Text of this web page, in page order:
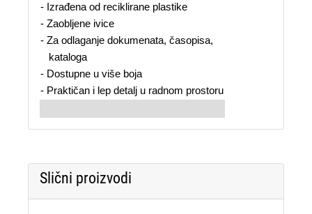
- Izrađena od reciklirane plastike
- Zaobljene ivice
- Za odlaganje dokumenata, časopisa,
kataloga
- Dostupne u više boja
- Praktičan i lep detalj u radnom prostoru
Slični proizvodi